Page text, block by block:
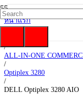
หน้าแรก
/
/
ALL-IN-ONE
/
Optiplex 3280
/
DELL Optiplex 3280 AIO